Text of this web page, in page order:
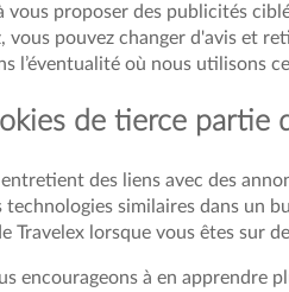
vous proposer des publicités
vous pouvez changer d'avis et
l’éventualité où nous utilisons
de tierce partie
entretient des liens avec des
technologies similaires dans un
Travelex lorsque vous êtes sur
encourageons à en apprendre